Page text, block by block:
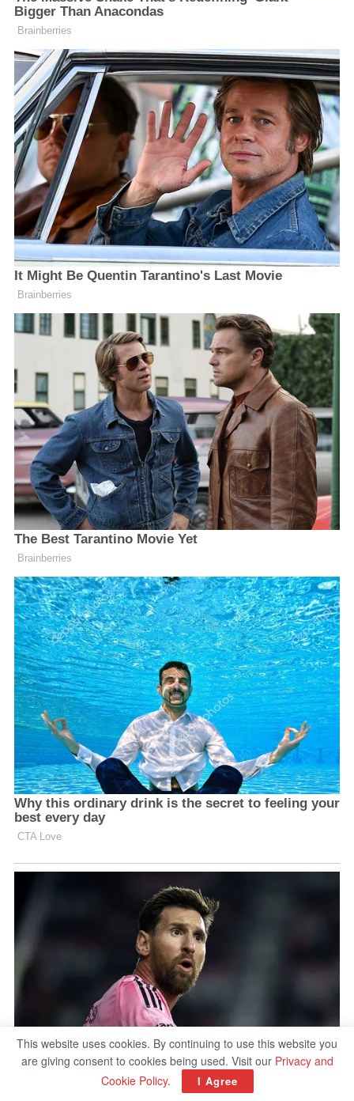
This website uses cookies. By continuing to use this website you
are giving consent to cookies being used. Visit our Privacy and
Cookie Policy. I Agree